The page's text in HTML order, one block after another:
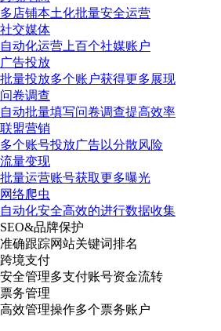
多店铺本土化批量安全运营
社交媒体
自动化运营上百个社媒账户
广告投放
批量投放多个账户获得更多展现
问卷调查
自动批量填写问卷调查提高效率
联盟营销
多个账号投放广告以分散风险
流量变现
批量运营账号获取更多曝光
网络爬虫
自动化安全高效的进行数据收集
SEO&品牌保护
准确跟踪网站关键词排名
跨境支付
安全管理多支付账号资金流转
票务管理
高效管理操作多个票务账户